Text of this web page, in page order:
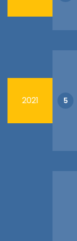
2021 5